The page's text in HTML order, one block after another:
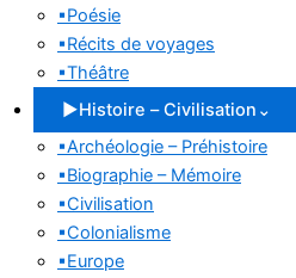
▪Poésie
▪Récits de voyages
▪Théâtre
▶Histoire – Civilisation ⌄
▪Archéologie – Préhistoire
▪Biographie – Mémoire
▪Civilisation
▪Colonialisme
▪Europe